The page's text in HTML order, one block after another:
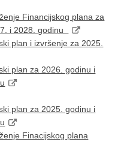
Financijskog plana za
i 2028. godinu
plan i izvršenje za 2025.
plan za 2026. godinu i
plan za 2025. godinu i
Finacijskog plana